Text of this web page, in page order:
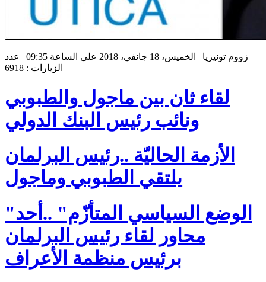
زووم تونيزيا | الخميس، 18 جانفي، 2018 على الساعة 09:35 | عدد
الزيارات : 6918
لقاء ثان بين ماجول والطبوبي
ونائب رئيس البنك الدولي
الأزمة الحاليّة ..رئيس البرلمان
يلتقي الطبوبي وماجول
"الوضع السياسي المتأزّم" ..أحد
محاور لقاء رئيس البرلمان
برئيس منظمة الأعراف